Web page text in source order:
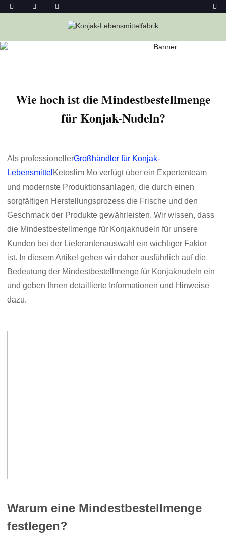
Heim Nachricht
Wie Hoch Ist Die Mindestbestellmenge Für
Wie hoch ist die Mindestbestellmenge
für Konjak-Nudeln?
Als professionellerGroßhändler für Konjak-
Lebensmittel Ketoslim Mo verfügt über ein Expertenteam
und modernste Produktionsanlagen, die durch einen
sorgfältigen Herstellungsprozess die Frische und den
Geschmack der Produkte gewährleisten. Wir wissen, dass
die Mindestbestellmenge für Konjaknudeln für unsere
Kunden bei der Lieferantenauswahl ein wichtiger Faktor
ist. In diesem Artikel gehen wir daher ausführlich auf die
Bedeutung der Mindestbestellmenge für Konjaknudeln ein
und geben Ihnen detaillierte Informationen und Hinweise
dazu.
Warum eine Mindestbestellmenge
festlegen?